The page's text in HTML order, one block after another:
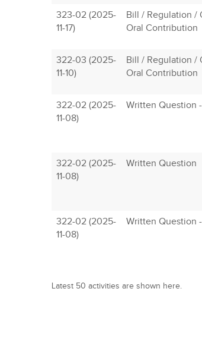
323-02 (2025-
11-17)
Bill / Regulation /
Oral Contribution
322-03 (2025-
11-10)
Bill / Regulation /
Oral Contribution
322-02 (2025-
11-08)
Written Question
322-02 (2025-
11-08)
Written Question
322-02 (2025-
11-08)
Written Question
Latest 50 activities are shown here.